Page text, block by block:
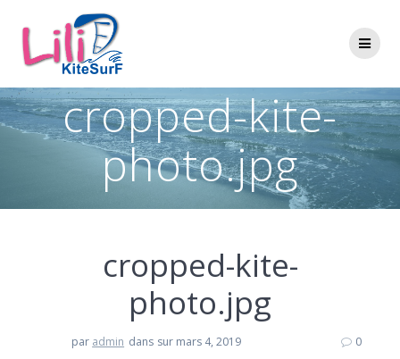
cropped-kite-
photo.jpg
cropped-kite-
photo.jpg
par admin dans sur mars 4, 2019 0